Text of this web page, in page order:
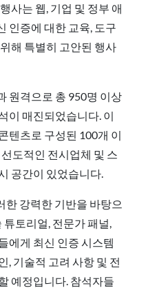
사는 웹, 기업 및 정부 애
인증에 대한 교육, 도구
해 특별히 고안된 행사
원격으로 총 950명 이상
이 매진되었습니다. 이
텐츠로 구성된 100개 이
도적인 전시업체 및 스
공간이 있었습니다.
강력한 기반을 바탕으
튜토리얼, 전문가 패널,
에게 최신 인증 시스템
, 기술적 고려 사항 및 전
예정입니다. 참석자들